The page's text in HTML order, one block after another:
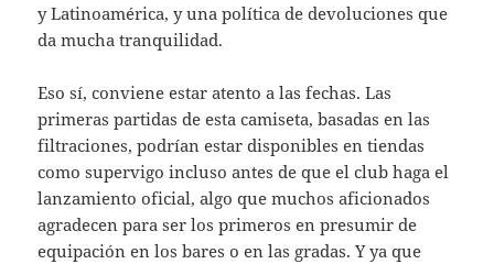
y Latinoamérica, y una política de devoluciones que
da mucha tranquilidad.
Eso sí, conviene estar atento a las fechas. Las
primeras partidas de esta camiseta, basadas en las
filtraciones, podrían estar disponibles en tiendas
como supervigo incluso antes de que el club haga el
lanzamiento oficial, algo que muchos aficionados
agradecen para ser los primeros en presumir de
equipación en los bares o en las gradas. Y ya que